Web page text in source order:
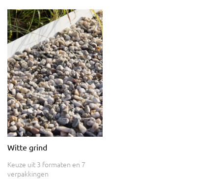
Witte grind
Keuze uit 3 formaten en 7
verpakkingen